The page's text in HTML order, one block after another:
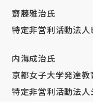
齋藤雅治氏
特定非営利活動法人
内海成治氏
京都女子大学発達教
特定非営利活動法人